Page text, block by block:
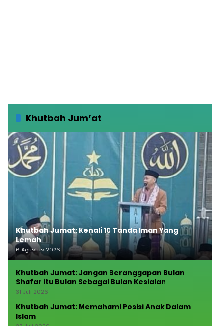
Khutbah Jum’at
Khutbah Jumat: Kenali 10 Tanda Iman Yang
Lemah
6 Agustus 2026
Khutbah Jumat: Jangan Beranggapan Bulan
Shafar itu Bulan Sebagai Bulan Kesialan
31 Juli 2026
Khutbah Jumat: Memahami Posisi Anak Dalam
Islam